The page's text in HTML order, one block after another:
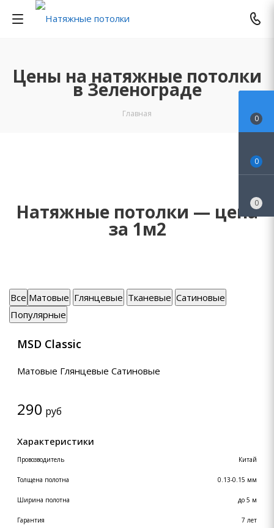
Цены на натяжные потолки
в Зеленоградe
Главная
Натяжные потолки — цена
за 1м2
Все Матовые Глянцевые Тканевые Сатиновые
Популярные
MSD Classic
Матовые Глянцевые Сатиновые
290 руб
Характеристики
Провозводитель Китай
Толщена полотна 0.13-0.15 мм
Ширина полотна до 5 м
Гарантия 7 лет
0
0
0